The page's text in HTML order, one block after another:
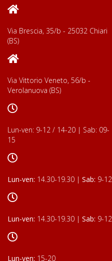
Via Brescia, 35/b - 25032 Chiari
(BS)
Via Vittorio Veneto, 56/b -
Verolanuova (BS)
Lun-ven: 9-12 / 14-20 | Sab: 09-
15
Lun-ven: 14.30-19.30 | Sab: 9-12
Lun-ven: 14.30-19.30 | Sab: 9-12
Lun-ven: 15-20